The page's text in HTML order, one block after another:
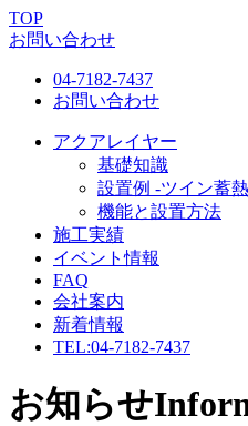
TOP
お問い合わせ
04-7182-7437
お問い合わせ
アクアレイヤー
基礎知識
設置例 -ツイン蓄
機能と設置方法
施工実績
イベント情報
FAQ
会社案内
新着情報
TEL:04-7182-7437
お知らせ